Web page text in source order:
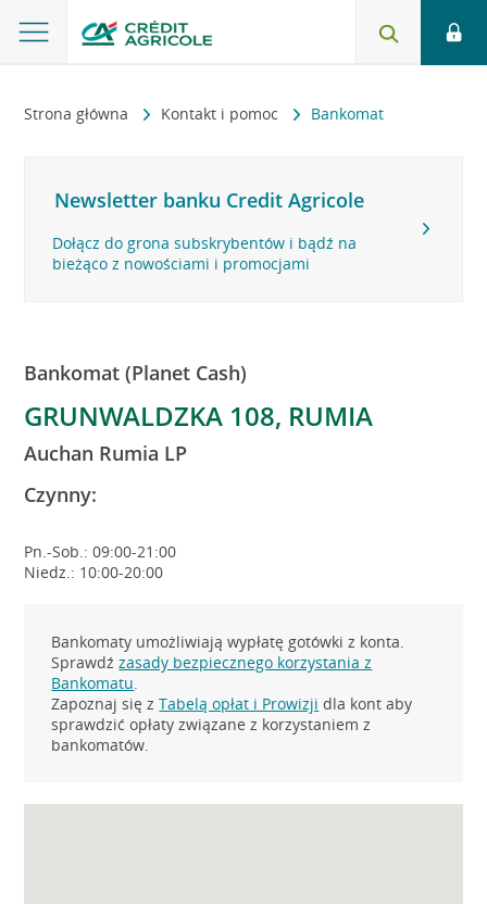
Strona główna Kontakt i pomoc Bankomat
Newsletter banku Credit Agricole
Dołącz do grona subskrybentów i bądź na
bieżąco z nowościami i promocjami
Bankomat (Planet Cash)
GRUNWALDZKA 108, RUMIA
Auchan Rumia LP
Czynny:
Pn.-Sob.: 09:00-21:00
Niedz.: 10:00-20:00
Bankomaty umożliwiają wypłatę gotówki z konta.
Sprawdźzasady bezpiecznego korzystania z
Bankomatu.
Zapoznaj się zTabelą opłat i Prowizji dla kont aby
sprawdzić opłaty związane z korzystaniem z
bankomatów.